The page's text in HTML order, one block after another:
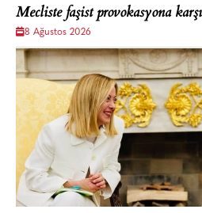
Mecliste faşist provokasyona
8 Ağustos 2026